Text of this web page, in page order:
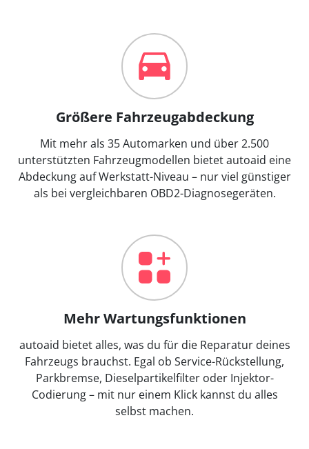
Größere Fahrzeugabdeckung
Mit mehr als 35 Automarken und über 2.500
unterstützten Fahrzeugmodellen bietet autoaid eine
Abdeckung auf Werkstatt-Niveau – nur viel günstiger
als bei vergleichbaren OBD2-Diagnosegeräten.
Mehr Wartungsfunktionen
autoaid bietet alles, was du für die Reparatur deines
Fahrzeugs brauchst. Egal ob Service-Rückstellung,
Parkbremse, Dieselpartikelfilter oder Injektor-
Codierung – mit nur einem Klick kannst du alles
selbst machen.